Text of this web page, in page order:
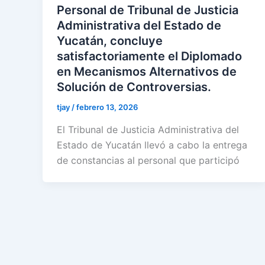
Personal de Tribunal de Justicia
Administrativa del Estado de
Yucatán, concluye
satisfactoriamente el Diplomado
en Mecanismos Alternativos de
Solución de Controversias.
tjay /febrero 13, 2026
El Tribunal de Justicia Administrativa del
Estado de Yucatán llevó a cabo la entrega
de constancias al personal que participó